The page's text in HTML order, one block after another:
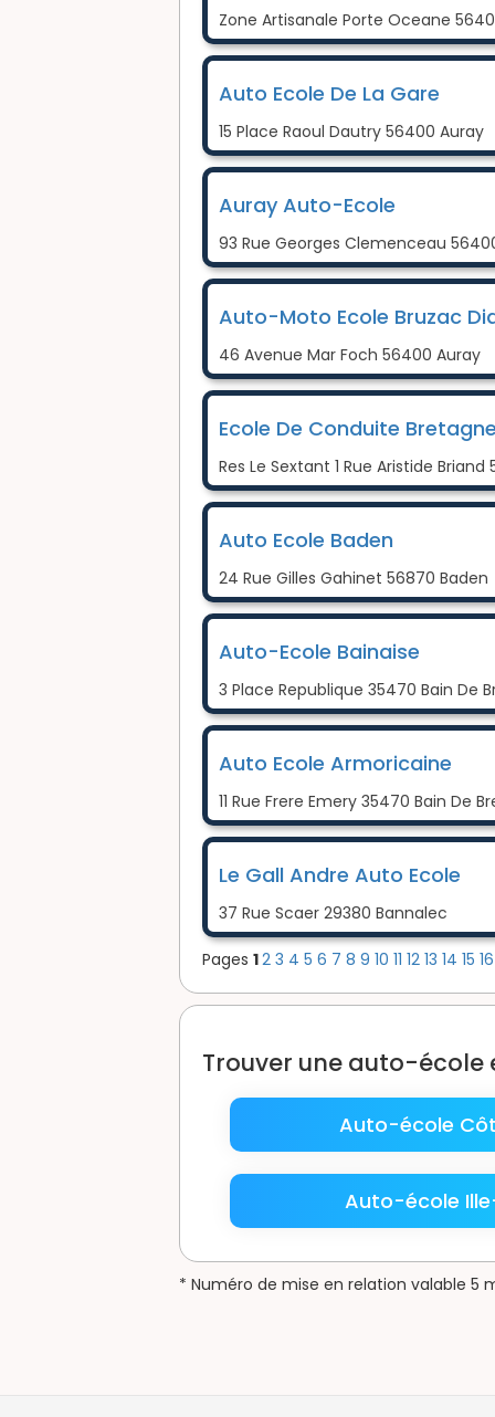
Zone Artisanale Porte Oceane
Auto Ecole De La Gare
15 Place Raoul Dautry 56400 Auray
Auray Auto-Ecole
93 Rue Georges Clemenceau
Auto-Moto Ecole Bruzac
46 Avenue Mar Foch 56400 Auray
Ecole De Conduite
Res Le Sextant 1 Rue Aristide
Auto Ecole Baden
24 Rue Gilles Gahinet 56870 Baden
Auto-Ecole Bainaise
3 Place Republique 35470 Bain De
Auto Ecole Armoricaine
11 Rue Frere Emery 35470 Bain De
Le Gall Andre Auto Ecole
37 Rue Scaer 29380 Bannalec
Pages 12 3 4 5 6 7 8 9 10 11 12 13 14 15 16
Trouver une auto-école
Auto-école
Auto-école
* Numéro de mise en relation valable 5